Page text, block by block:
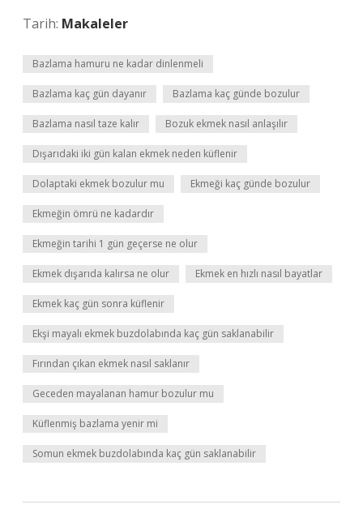
Tarih: Makaleler
Bazlama hamuru ne kadar dinlenmeli
Bazlama kaç gün dayanır Bazlama kaç günde bozulur
Bazlama nasıl taze kalır Bozuk ekmek nasıl anlaşılır
Dışarıdaki iki gün kalan ekmek neden küflenir
Dolaptaki ekmek bozulur mu Ekmeği kaç günde bozulur
Ekmeğin ömrü ne kadardır
Ekmeğin tarihi 1 gün geçerse ne olur
Ekmek dışarıda kalırsa ne olur Ekmek en hızlı nasıl bayatlar
Ekmek kaç gün sonra küflenir
Ekşi mayalı ekmek buzdolabında kaç gün saklanabilir
Fırından çıkan ekmek nasıl saklanır
Geceden mayalanan hamur bozulur mu
Küflenmiş bazlama yenir mi
Somun ekmek buzdolabında kaç gün saklanabilir